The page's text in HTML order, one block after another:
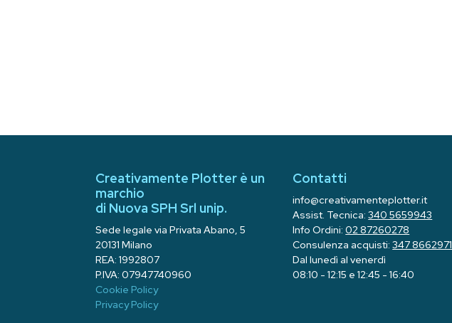
Creativamente Plotter è un
marchio
di Nuova SPH Srl unip.
Sede legale via Privata Abano, 5
20131 Milano
REA: 1992807
P.IVA: 07947740960
Cookie Policy
Privacy Policy
Contatti
info@creativamenteplotter.it
Assist. Tecnica:340 5659943
Info Ordini:02 87260278
Consulenza acquisti:347 8662971
Dal lunedì al venerdì
08:10 - 12:15 e 12:45 - 16:40